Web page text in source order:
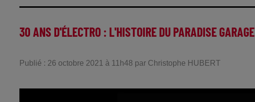
30 ANS D'ÉLECTRO : L'HISTOIRE DU PARADISE GARAGE
Publié : 26 octobre 2021 à 11h48 par Christophe HUBERT